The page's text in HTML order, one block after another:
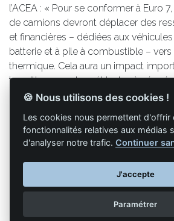
l’ACEA : « Pour se conformer à Euro
de camions devront déplacer des
et financières – dédiées aux
batterie et à pile à combustible –
thermique. Cela aura un impact
transition vers des véhicules à zéro
bon pour le climat, pas bon pour la
Retour à la liste des
🍪 Nous utilisons des cookies !
Les cookies nous permettent d'offrir
fonctionnalités relatives aux médias
d'analyser notre trafic.Continuer
J'accepte
Paramétrer